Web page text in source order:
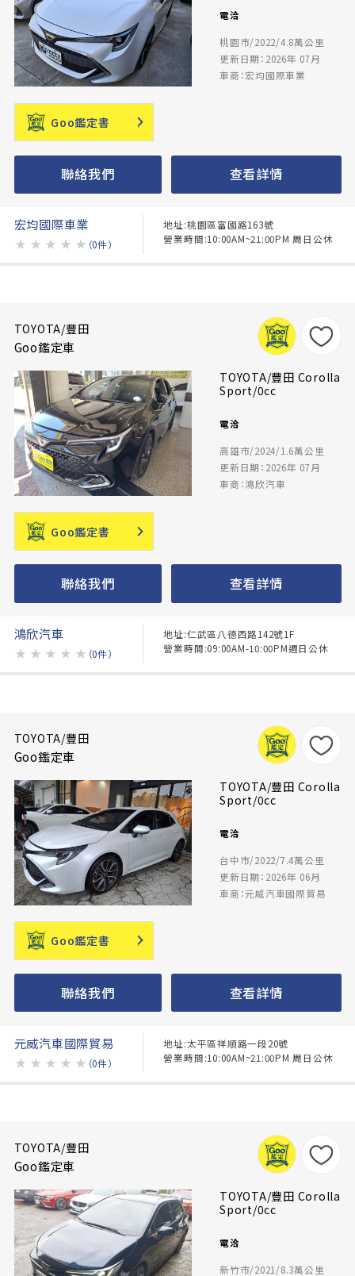
電洽
桃園市/2022/4.8萬公里
更新日期：2026年 07月
車商：宏均國際車業
Goo鑑定書
聯絡我們 查看詳情
宏均國際車業
★ ★ ★ ★ ★ （0件）
地址:桃園區富國路163號
營業時間:10:00AM~21:00PM 周日公休
TOYOTA/豐田
Goo鑑定車
TOYOTA/豐田 Corolla
Sport/0cc
電洽
高雄市/2024/1.6萬公里
更新日期：2026年 07月
車商：鴻欣汽車
Goo鑑定書
聯絡我們 查看詳情
鴻欣汽車
★ ★ ★ ★ ★ （0件）
地址:仁武區八德西路142號1F
營業時間:09:00AM-10:00PM週日公休
TOYOTA/豐田
Goo鑑定車
TOYOTA/豐田 Corolla
Sport/0cc
電洽
台中市/2022/7.4萬公里
更新日期：2026年 06月
車商：元威汽車國際貿易
Goo鑑定書
聯絡我們 查看詳情
元威汽車國際貿易
★ ★ ★ ★ ★ （0件）
地址:太平區祥順路一段20號
營業時間:10:00AM~21:00PM 周日公休
TOYOTA/豐田
Goo鑑定車
TOYOTA/豐田 Corolla
Sport/0cc
電洽
新竹市/2021/8.3萬公里